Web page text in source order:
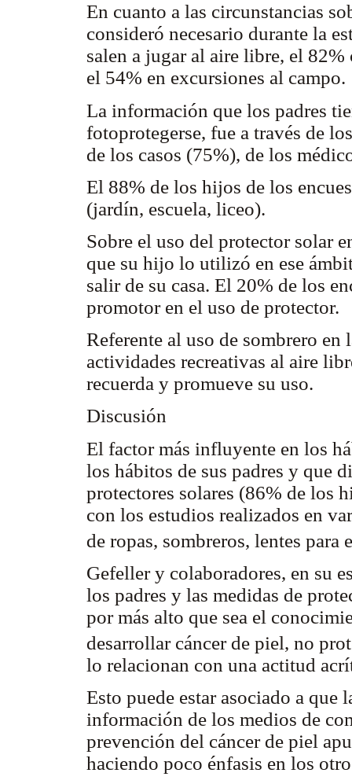
En cuanto a las circunstancias
consideró necesario durante la
salen a jugar al aire libre, el
el 54% en excursiones al campo.
La información que los padres
fotoprotegerse, fue a través de
de los casos (75%), de los
El 88% de los hijos de los
(jardín, escuela, liceo).
Sobre el uso del protector solar
que su hijo lo utilizó en ese
salir de su casa. El 20% de los
promotor en el uso de protector.
Referente al uso de sombrero
actividades recreativas al aire
recuerda y promueve su uso.
Discusión
El factor más influyente en los
los hábitos de sus padres y que
protectores solares (86% de los
con los estudios realizados en
de ropas, sombreros, lentes para
Gefeller y colaboradores, en su
los padres y las medidas de
por más alto que sea el
desarrollar cáncer de piel, no
lo relacionan con una actitud
Esto puede estar asociado a que
información de los medios de
prevención del cáncer de piel
haciendo poco énfasis en los